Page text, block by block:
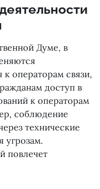
Думе, в
операторам связи,
доступ в
к операторам
соблюдение
технические
угрозам.
повлечет